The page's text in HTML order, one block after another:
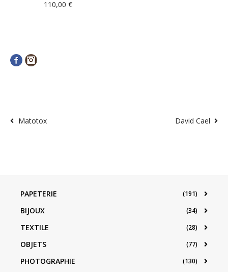
110,00 €
Facebook
Matotox David Cael
PAPETERIE (191)
BIJOUX (34)
TEXTILE (28)
OBJETS (77)
PHOTOGRAPHIE (130)